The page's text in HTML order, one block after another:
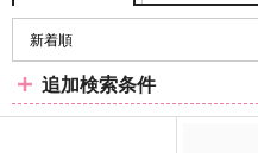
追加検索条件